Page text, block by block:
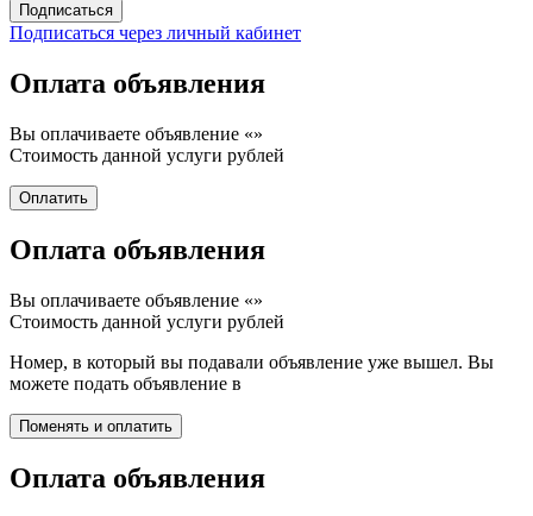
Подписаться через личный кабинет
Оплата объявления
Вы оплачиваете объявление «»
Стоимость данной услуги рублей
Оплата объявления
Вы оплачиваете объявление «»
Стоимость данной услуги рублей
Номер, в который вы подавали объявление уже вышел. Вы
можете подать объявление в
Оплата объявления